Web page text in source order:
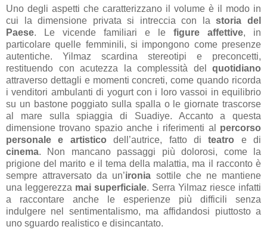
Uno degli aspetti che caratterizzano il volume è il modo in
cui la dimensione privata si intreccia con lastoria del
Paese. Le vicende familiari e le figure affettive, in
particolare quelle femminili, si impongono come presenze
autentiche. Yilmaz scardina stereotipi e preconcetti,
restituendo con acutezza la complessità del quotidiano
attraverso dettagli e momenti concreti, come quando ricorda
i venditori ambulanti di yogurt con i loro vassoi in equilibrio
su un bastone poggiato sulla spalla o le giornate trascorse
al mare sulla spiaggia di Suadiye. Accanto a questa
dimensione trovano spazio anche i riferimenti al percorso
personale e artisticodell’autrice, fatto diteatro e di
cinema. Non mancano passaggi più dolorosi, come la
prigione del marito e il tema della malattia, ma il racconto è
sempre attraversato da un’ironia sottile che ne mantiene
una leggerezza mai superficiale. Serra Yilmaz riesce infatti
a raccontare anche le esperienze più difficili senza
indulgere nel sentimentalismo, ma affidandosi piuttosto a
uno sguardo realistico e disincantato.